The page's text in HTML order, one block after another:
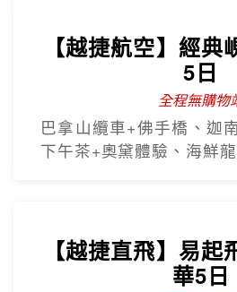
【越捷航空】經
5日
全程無購物
巴拿山纜車+佛手橋、迦
下午茶+奧黛體驗、海鮮
【越捷直飛】易
華5日